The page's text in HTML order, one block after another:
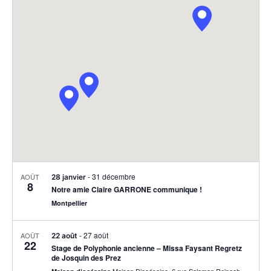
AOÛT
8 Notre amie Claire GARRONE communique !
28 janvier-31 décembre
Montpellier
AOÛT
22
Stage de Polyphonie ancienne – Missa Faysant Regretz
de Josquin des Prez
22 août -27 août